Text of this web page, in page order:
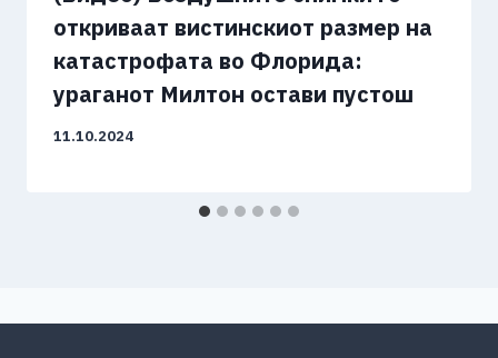
откриваат вистинскиот размер на
катастрофата во Флорида:
ураганот Милтон остави пустош
11.10.2024